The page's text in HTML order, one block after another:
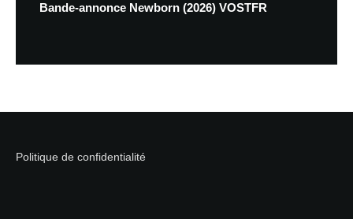
Bande-annonce Newborn (2026) VOSTFR
Politique de confidentialité